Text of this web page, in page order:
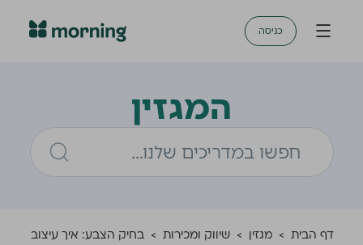
כניסה
המגזין
דף הבית > מגזין > שיווק ומכירות > בחיק הצבע: איך עיצוב